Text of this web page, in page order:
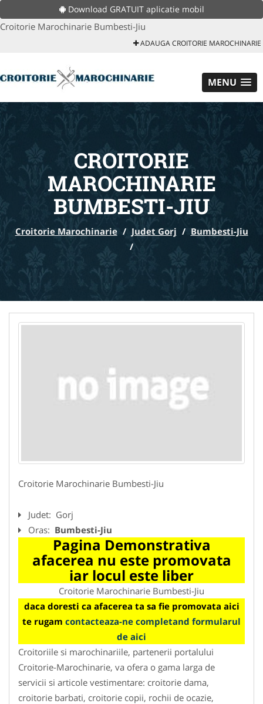
Download GRATUIT aplicatie mobil
Croitorie Marochinarie Bumbesti-Jiu
ADAUGA CROITORIE MAROCHINARIE
MENU
CROITORIE
MAROCHINARIE
BUMBESTI-JIU
Croitorie Marochinarie / Judet Gorj / Bumbesti-Jiu
/
Croitorie Marochinarie Bumbesti-Jiu
Judet: Gorj
Oras: Bumbesti-Jiu
Pagina Demonstrativa
afacerea nu este promovata
iar locul este liber
Croitorie Marochinarie Bumbesti-Jiu
daca doresti ca afacerea ta sa fie promovata aici
te rugam contacteaza-ne completand formularul
de aici
Croitoriile si marochinariile, partenerii portalului
Croitorie-Marochinarie, va ofera o gama larga de
servicii si articole vestimentare: croitorie dama,
croitorie barbati, croitorie copii, rochii de ocazie,